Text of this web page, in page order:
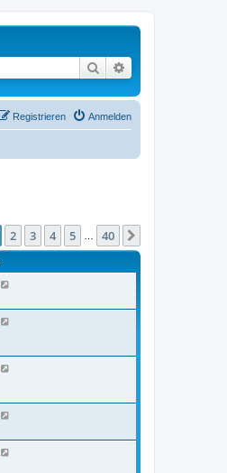
Suche
Anmelden
Registrieren
von40
2 3 4 5 40